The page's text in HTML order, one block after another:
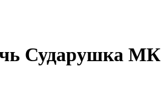
Сударушка МК